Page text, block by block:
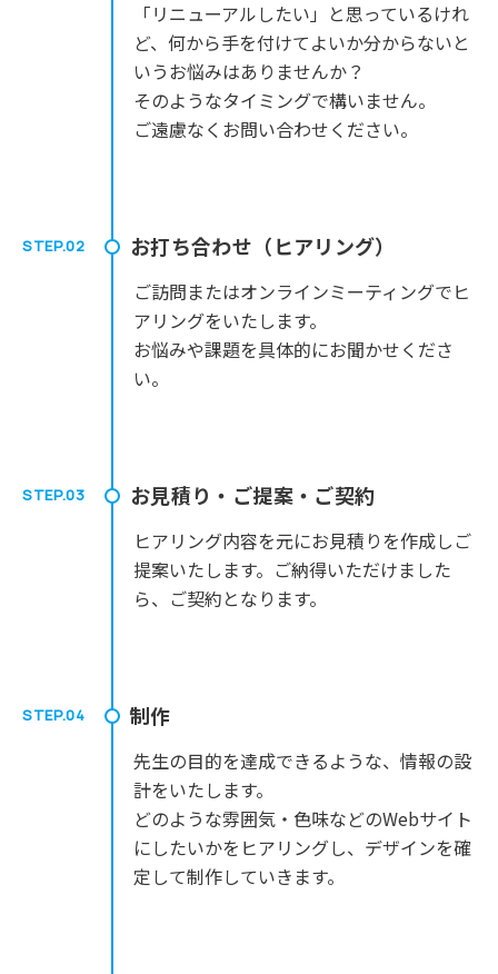
「リニューアルしたい」と思っているけれ
ど、何から手を付けてよいか分からないと
いうお悩みはありませんか？
そのようなタイミングで構いません。
ご遠慮なくお問い合わせください。
STEP.02 お打ち合わせ（ヒアリング）
ご訪問またはオンラインミーティングでヒ
アリングをいたします。
お悩みや課題を具体的にお聞かせくださ
い。
STEP.03 お見積り・ご提案・ご契約
ヒアリング内容を元にお見積りを作成しご
提案いたします。ご納得いただけました
ら、ご契約となります。
STEP.04 制作
先生の目的を達成できるような、情報の設
計をいたします。
どのような雰囲気・色味などのWebサイト
にしたいかをヒアリングし、デザインを確
定して制作していきます。